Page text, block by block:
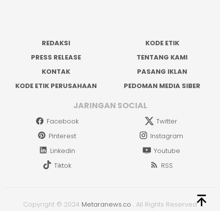
REDAKSI
KODE ETIK
PRESS RELEASE
TENTANG KAMI
KONTAK
PASANG IKLAN
KODE ETIK PERUSAHAAN
PEDOMAN MEDIA SIBER
JARINGAN SOCIAL
Facebook
Twitter
Pinterest
Instagram
Linkedin
Youtube
Tiktok
RSS
Copyright © 2024 Metaranews.co . All Rights Reserved